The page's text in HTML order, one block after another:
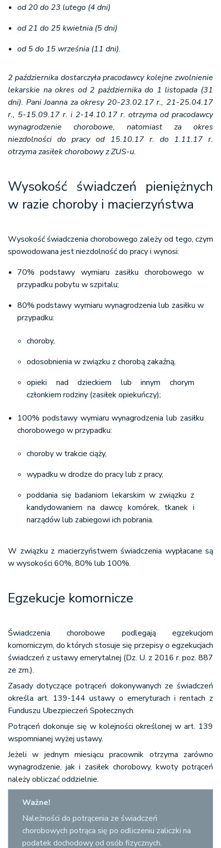
od 20 do 23 lutego (4 dni)
od 21 do 25 kwietnia (5 dni)
od 5 do 15 września (11 dni).
2 października dostarczyła pracodawcy kolejne zwolnienie
lekarskie na okres od 2 października do 1 listopada (31
dni). Pani Joanna za okresy 20-23.02.17 r., 21-25.04.17
r., 5-15.09.17 r. i 2-14.10.17 r. otrzyma od pracodawcy
wynagrodzenie chorobowe, natomiast za okres
niezdolności do pracy od 15.10.17 r. do 1.11.17 r.
otrzyma zasiłek chorobowy z ZUS-u.
Wysokość świadczeń pieniężnych
w razie choroby i macierzyństwa
Wysokość świadczenia chorobowego zależy od tego, czym
spowodowana jest niezdolność do pracy i wynosi:
70% podstawy wymiaru zasiłku chorobowego w
przypadku pobytu w szpitalu;
80% podstawy wymiaru wynagrodzenia lub zasiłku w
przypadku:
choroby,
odosobnienia w związku z chorobą zakaźną,
opieki nad dzieckiem lub innym chorym
członkiem rodziny (zasiłek opiekuńczy);
100% podstawy wymiaru wynagrodzenia lub zasiłku
chorobowego w przypadku:
choroby w trakcie ciąży,
wypadku w drodze do pracy lub z pracy,
poddania się badaniom lekarskim w związku z
kandydowaniem na dawcę komórek, tkanek i
narządów lub zabiegowi ich pobrania.
W związku z macierzyństwem świadczenia wypłacane są
w wysokości 60%, 80% lub 100%.
Egzekucje komornicze
Świadczenia chorobowe podlegają egzekucjom
komorniczym, do których stosuje się przepisy o egzekucjach
świadczeń z ustawy emerytalnej (Dz. U. z 2016 r. poz. 887
ze zm.).
Zasady dotyczące potrąceń dokonywanych ze świadczeń
określa art. 139-144 ustawy o emeryturach i rentach z
Funduszu Ubezpieczeń Społecznych.
Potrąceń dokonuje się w kolejności określonej w art. 139
wspomnianej wyżej ustawy.
Jeżeli w jednym miesiącu pracownik otrzyma zarówno
wynagrodzenie, jak i zasiłek chorobowy, kwoty potrąceń
należy obliczać oddzielnie.
Ważne!
Należności do potrącenia ze świadczeń
chorobowych potrąca się po odliczeniu zaliczki na
podatek dochodowy od osób fizycznych.